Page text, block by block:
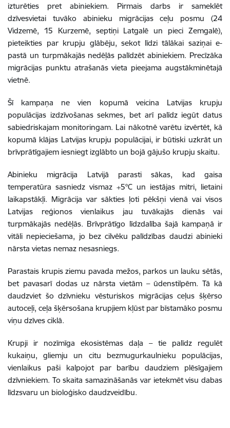
izturēties pret abiniekiem. Pirmais darbs ir sameklēt
dzīvesvietai tuvāko abinieku migrācijas ceļu posmu (24
Vidzemē, 15 Kurzemē, septiņi Latgalē un pieci Zemgalē),
pieteikties par krupju glābēju, sekot līdzi tālākai saziņai e-
pastā un turpmākajās nedēļās palīdzēt abiniekiem. Precīzāka
migrācijas punktu atrašanās vieta pieejama augstākminētajā
vietnē.
Šī kampaņa ne vien kopumā veicina Latvijas krupju
populācijas izdzīvošanas sekmes, bet arī palīdz iegūt datus
sabiedriskajam monitoringam. Lai nākotnē varētu izvērtēt, kā
kopumā klājas Latvijas krupju populācijai, ir būtiski uzkrāt un
brīvprātīgajiem iesniegt izglābto un bojā gājušo krupju skaitu.
Abinieku migrācija Latvijā parasti sākas, kad gaisa
temperatūra sasniedz vismaz +5°C un iestājas mitri, lietaini
laikapstākļi. Migrācija var sākties ļoti pēkšņi vienā vai visos
Latvijas reģionos vienlaikus jau tuvākajās dienās vai
turpmākajās nedēļās. Brīvprātīgo līdzdalība šajā kampaņā ir
vitāli nepieciešama, jo bez cilvēku palīdzības daudzi abinieki
nārsta vietas nemaz nesasniegs.
Parastais krupis ziemu pavada mežos, parkos un lauku sētās,
bet pavasarī dodas uz nārsta vietām – ūdenstilpēm. Tā kā
daudzviet šo dzīvnieku vēsturiskos migrācijas ceļus šķērso
autoceļi, ceļa šķērsošana krupjiem kļūst par bīstamāko posmu
viņu dzīves ciklā.
Krupji ir nozīmīga ekosistēmas daļa – tie palīdz regulēt
kukaiņu, gliemju un citu bezmugurkaulnieku populācijas,
vienlaikus paši kalpojot par barību daudziem plēsīgajiem
dzīvniekiem. To skaita samazināšanās var ietekmēt visu dabas
līdzsvaru un bioloģisko daudzveidību.